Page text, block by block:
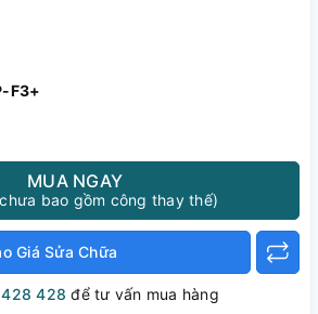
F3+
MUA NGAY
bao gồm công thay thế)
Giá Sửa Chữa
428 để tư vấn mua hàng